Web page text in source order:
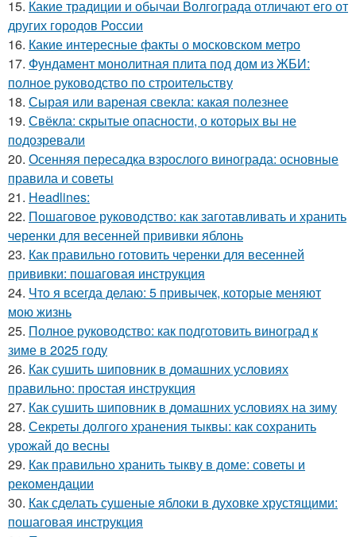
15. Какие традиции и обычаи Волгограда отличают его от
других городов России
16. Какие интересные факты о московском метро
17. Фундамент монолитная плита под дом из ЖБИ:
полное руководство по строительству
18. Сырая или вареная свекла: какая полезнее
19. Свёкла: скрытые опасности, о которых вы не
подозревали
20. Осенняя пересадка взрослого винограда: основные
правила и советы
21. Headlines:
22. Пошаговое руководство: как заготавливать и хранить
черенки для весенней прививки яблонь
23. Как правильно готовить черенки для весенней
прививки: пошаговая инструкция
24. Что я всегда делаю: 5 привычек, которые меняют
мою жизнь
25. Полное руководство: как подготовить виноград к
зиме в 2025 году
26. Как сушить шиповник в домашних условиях
правильно: простая инструкция
27. Как сушить шиповник в домашних условиях на зиму
28. Секреты долгого хранения тыквы: как сохранить
урожай до весны
29. Как правильно хранить тыкву в доме: советы и
рекомендации
30. Как сделать сушеные яблоки в духовке хрустящими:
пошаговая инструкция